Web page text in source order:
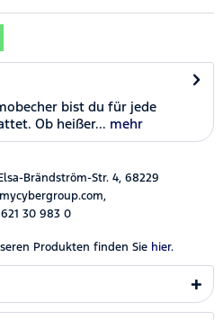
bist du für jede
Ob heißer... mehr
Brändström-Str. 4, 68229
30 983 0
Produkten finden Sie hier.